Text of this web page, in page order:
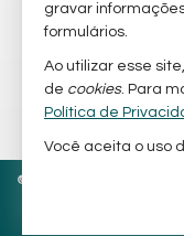
imóveis
mapa de
©
gravar
formulários.
Ao utilizar esse
de cookies. Para
Política de
Você aceita o uso